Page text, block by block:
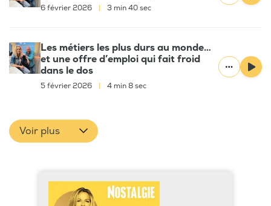
6 février 2026 3 min 40 sec
Les métiers les plus durs au monde…
et une offre d’emploi qui fait froid
dans le dos
5 février 2026 4 min 8 sec
Voir plus